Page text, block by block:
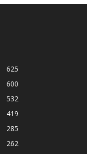
625
600
532
419
285
262